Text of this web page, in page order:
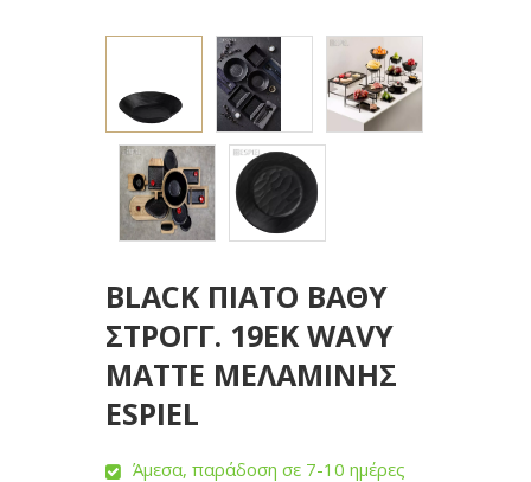
BLACK ΠΙΑΤΟ ΒΑΘΥ
ΣΤΡΟΓΓ. 19ΕΚ WAVY
MATTE ΜΕΛΑΜΙΝΗΣ
ESPIEL
Άμεσα, παράδοση σε 7-10 ημέρες